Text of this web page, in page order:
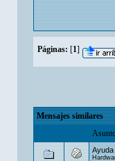
Páginas: [1]
Mensajes similares